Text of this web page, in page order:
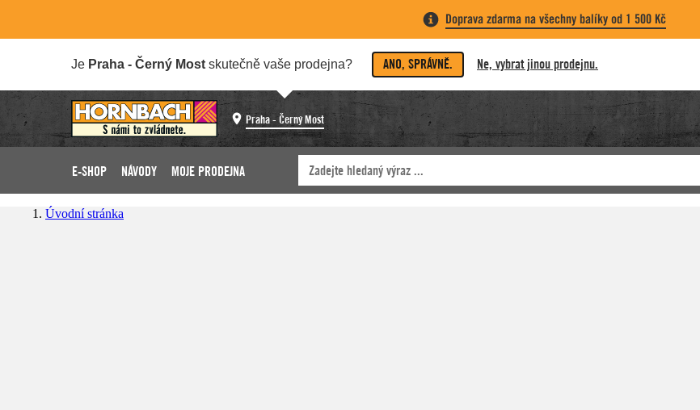
Doprava zdarma na všechny balíky od 1 500 Kč
Je Praha - Černý Most skutečně vaše prodejna? ANO, SPRÁVNĚ. Ne, vybrat jinou prodejnu.
Praha - Černý Most
E-SHOP NÁVODY MOJE PRODEJNA
Úvodní stránka